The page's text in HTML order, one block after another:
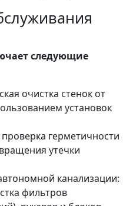
следующие
очистка стенок от
установок
герметичности
утечки
канализации:
фильтров